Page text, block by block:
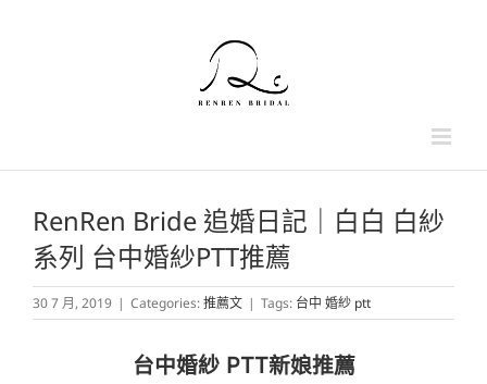
RenRen Bride 追婚日記｜白白 白紗
系列 台中婚紗PTT推薦
30 7 月, 2019 | Categories:推薦文 | Tags: 台中 婚紗 ptt
台中婚紗 PTT新娘推薦